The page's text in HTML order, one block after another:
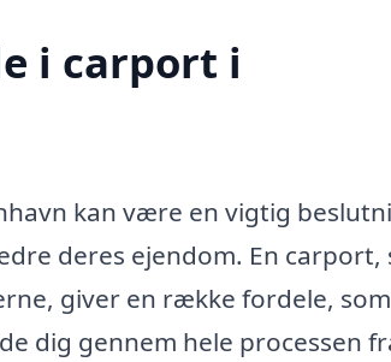
i carport i
kan være en vigtig
deres ejendom. En carport,
giver en række fordele, som
dig gennem hele processen